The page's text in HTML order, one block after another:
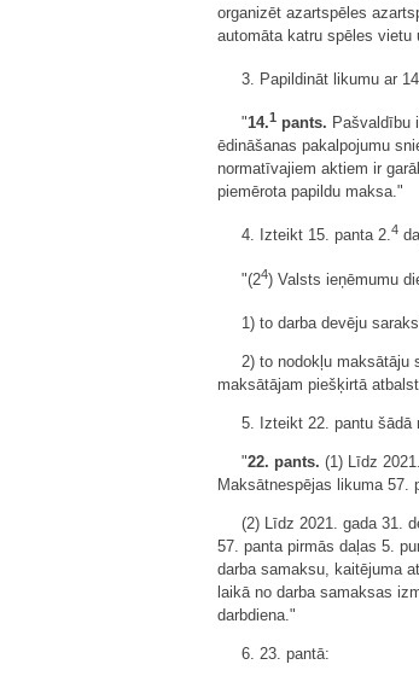
organizēt azartspēles
automāta katru spēles vietu
3. Papildināt likumu ar 14.
"14.1 pants. Pašvaldību
ēdināšanas pakalpojumu
normatīvajiem aktiem ir
piemērota papildu maksa."
4. Izteikt 15. panta 2.4
"(24) Valsts ieņēmumu
1) to darba devēju
2) to nodokļu maksātāju
maksātājam piešķirtā
5. Izteikt 22. pantu šādā
"22. pants. (1) Līdz
Maksātnespējas likuma 57.
(2) Līdz 2021. gada 31.
57. panta pirmās daļas 5.
darba samaksu, kaitējuma
laikā no darba samaksas
darbdiena."
6. 23. pantā: